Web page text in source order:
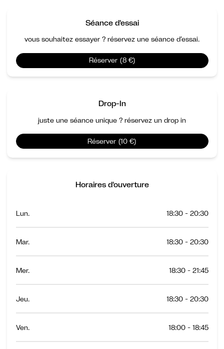
Séance d'essai
vous souhaitez essayer ? réservez une séance d’essai.
Réserver (8 €)
Drop-In
juste une séance unique ? réservez un drop in
Réserver (10 €)
Horaires d'ouverture
Lun. 18:30 - 20:30
Mar. 18:30 - 20:30
Mer. 18:30 - 21:45
Jeu. 18:30 - 20:30
Ven. 18:00 - 18:45